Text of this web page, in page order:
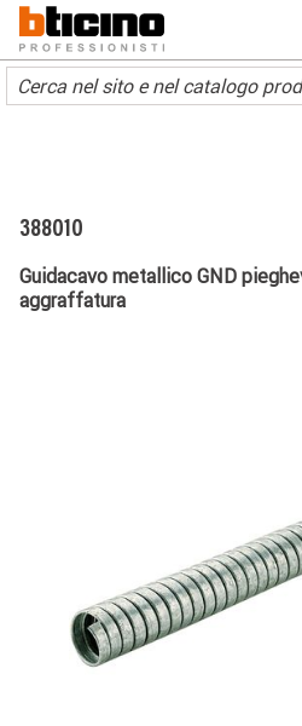
Skip to main content
Main navigation
388010
Guidacavo metallico GND
aggraffatura